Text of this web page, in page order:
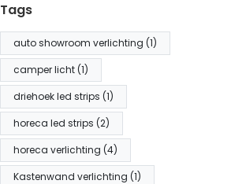
Tags
auto showroom verlichting (1)
camper licht (1)
driehoek led strips (1)
horeca led strips (2)
horeca verlichting (4)
Kastenwand verlichting (1)